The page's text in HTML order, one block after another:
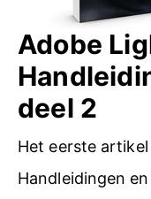
Adobe
deel 2
Het eerste
Handleidingen